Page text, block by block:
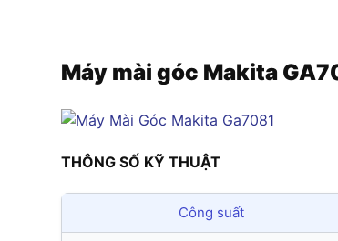
Máy mài góc Makita
THÔNG SỐ KỸ THUẬT
Công suất